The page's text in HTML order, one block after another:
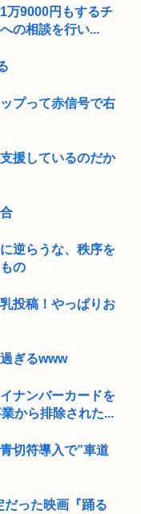
万9000円もするチ
の相談を行い...
プって赤信号で右
援しているのだか
逆らうな、秩序を
の
投稿！やっぱりお
ぎるwww
ナンバーカードを
から排除された...
切符導入で”車道
だった映画『踊る